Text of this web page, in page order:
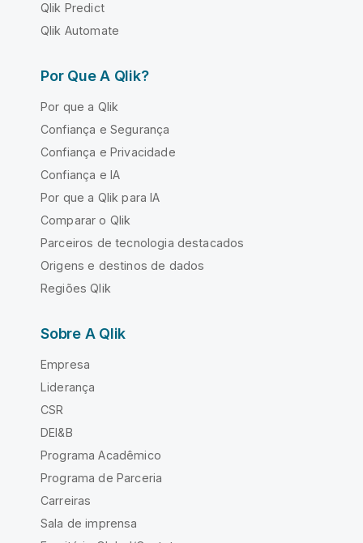
Qlik Predict
Qlik Automate
Por Que A Qlik?
Por que a Qlik
Confiança e Segurança
Confiança e Privacidade
Confiança e IA
Por que a Qlik para IA
Comparar o Qlik
Parceiros de tecnologia destacados
Origens e destinos de dados
Regiões Qlik
Sobre A Qlik
Empresa
Liderança
CSR
DEI&B
Programa Acadêmico
Programa de Parceria
Carreiras
Sala de imprensa